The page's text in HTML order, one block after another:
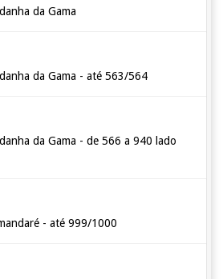
da Gama
da Gama - até 563/564
da Gama - de 566 a 940 lado
- até 999/1000